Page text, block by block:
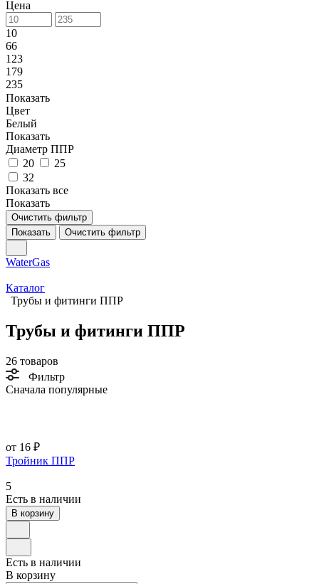
Цена
10
66
123
179
235
Показать
Цвет
Белый
Показать
Диаметр ППР
20
25
32
Показать все
Показать
Очистить фильтр
Показать
Очистить фильтр
WaterGas
Каталог
Трубы и фитинги ППР
Трубы и фитинги ППР
26 товаров
Фильтр
Сначала популярные
от 16 ₽
Тройник ППР
5
Есть в наличии
В корзину
Есть в наличии
В корзину